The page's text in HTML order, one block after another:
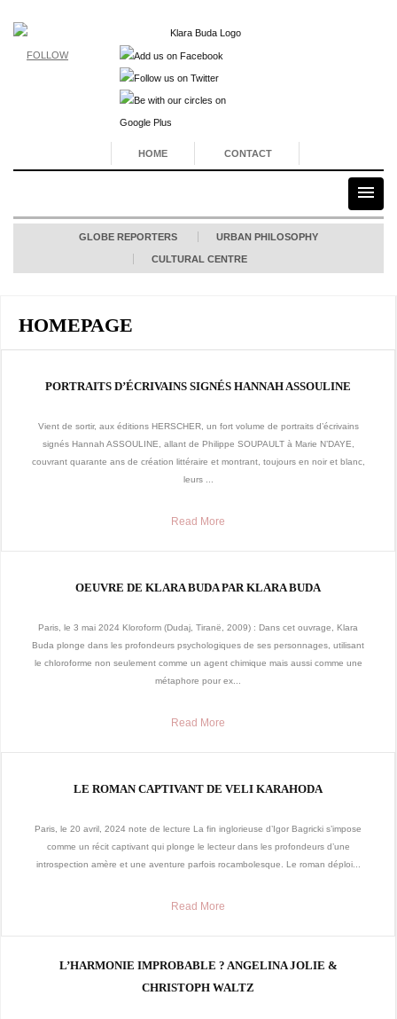
FOLLOW
HOME CONTACT
GLOBE REPORTERS URBAN PHILOSOPHY
CULTURAL CENTRE
HOMEPAGE
PORTRAITS D’ÉCRIVAINS SIGNÉS HANNAH ASSOULINE
Vient de sortir, aux éditions HERSCHER, un fort volume de portraits d’écrivains
signés Hannah ASSOULINE, allant de Philippe SOUPAULT à Marie N’DAYE,
couvrant quarante ans de création littéraire et montrant, toujours en noir et blanc,
leurs ...
Read More
OEUVRE DE KLARA BUDA PAR KLARA BUDA
Paris, le 3 mai 2024 Kloroform (Dudaj, Tiranë, 2009) : Dans cet ouvrage, Klara
Buda plonge dans les profondeurs psychologiques de ses personnages, utilisant
le chloroforme non seulement comme un agent chimique mais aussi comme une
métaphore pour ex...
Read More
LE ROMAN CAPTIVANT DE VELI KARAHODA
Paris, le 20 avril, 2024 note de lecture La fin inglorieuse d’Igor Bagricki s’impose
comme un récit captivant qui plonge le lecteur dans les profondeurs d’une
introspection amère et une aventure parfois rocambolesque. Le roman déploi...
Read More
L’HARMONIE IMPROBABLE ? ANGELINA JOLIE &
CHRISTOPH WALTZ